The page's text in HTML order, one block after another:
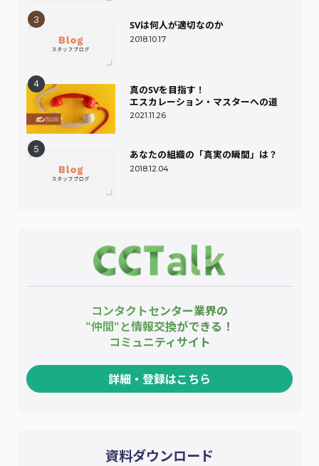
2018.10.17
SVは何人が適切なのか
2021.11.26
真のSVを目指す！
エスカレーション・マスターへの道
2018.12.04
あなたの組織の「真実の瞬間」は？
コンタクトセンター業界の
"仲間"と情報交換ができる！
コミュニティサイト
詳細・登録はこちら
資料ダウンロード